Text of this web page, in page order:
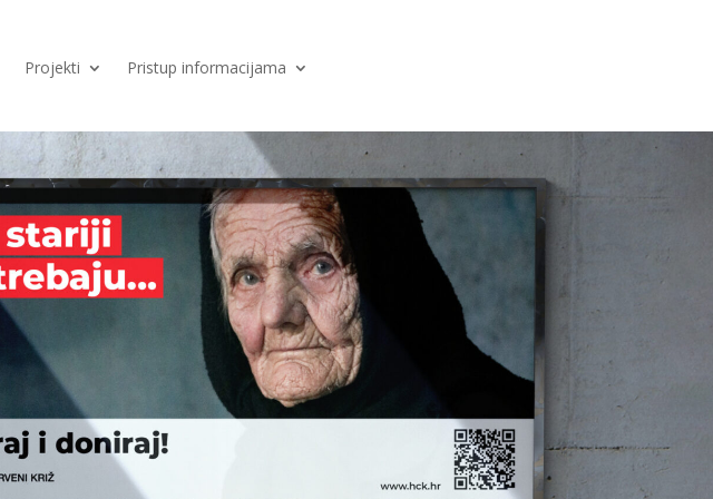
Projekti Pristup informacijama